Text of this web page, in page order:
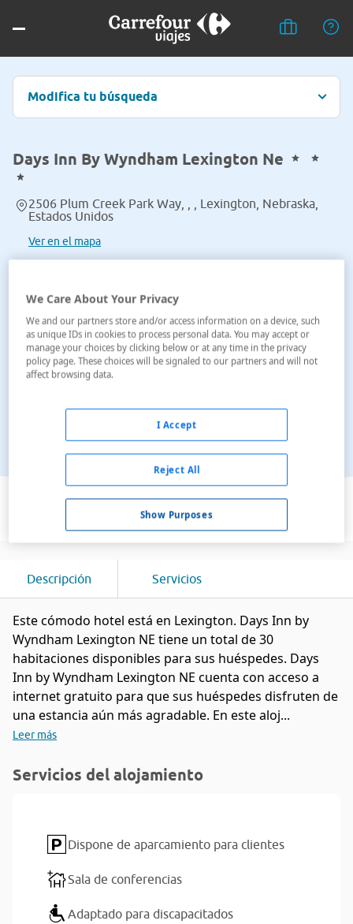
Modifica tu búsqueda
Days Inn By Wyndham Lexington Ne
2506 Plum Creek Park Way, , , Lexington, Nebraska,
Estados Unidos
Ver en el mapa
Ver en el mapa
Descripción Servicios
Este cómodo hotel está en Lexington. Days Inn by
Wyndham Lexington NE tiene un total de 30
habitaciones disponibles para sus huéspedes. Days
Inn by Wyndham Lexington NE cuenta con acceso a
internet gratuito para que sus huéspedes disfruten de
una estancia aún más agradable. En este aloj...
Leer más
Servicios del alojamiento
Dispone de aparcamiento para clientes
Sala de conferencias
Adaptado para discapacitados
We Care About Your Privacy
We and our partners store and/or access information on a device, such
as unique IDs in cookies to process personal data. You may accept or
manage your choices by clicking below or at any time in the privacy
policy page. These choices will be signaled to our partners and will not
affect browsing data.
Show Purposes
Reject All
I Accept